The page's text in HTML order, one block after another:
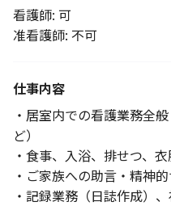
看護師: 可
准看護師: 不可
仕事内容
・居室内での看護業務全
ど）
・食事、入浴、排せつ、
・ご家族への助言・精神
・記録業務（日誌作成）